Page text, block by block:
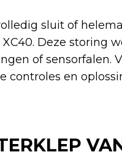
sluit of
Deze storing
of sensorfalen.
controles en